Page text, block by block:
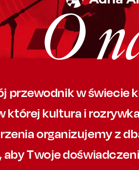
O
przewodnik w świecie
której kultura i
organizujemyz
abyTwoje